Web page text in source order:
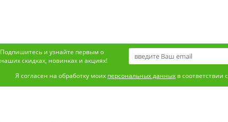
Подпишитесь и узнайте первым о
наших скидках, новинках и акциях!
Я согласен на обработку моих персональных данных в соответствии с